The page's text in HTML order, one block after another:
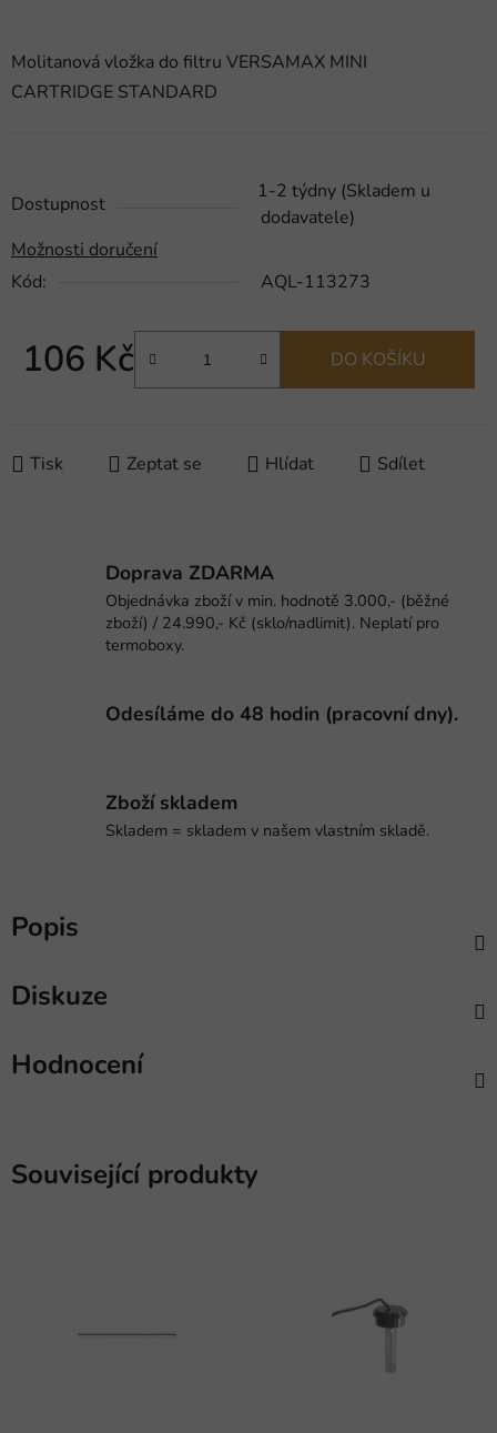
Molitanová vložka do filtru VERSAMAX MINI
CARTRIDGE STANDARD
Dostupnost
1-2 týdny (Skladem u
dodavatele)
Možnosti doručení
Kód:
AQL-113273
106 Kč DO KOŠÍKU
Tisk Zeptat se Hlídat Sdílet
Doprava ZDARMA
Objednávka zboží v min. hodnotě 3.000,- (běžné
zboží) / 24.990,- Kč (sklo/nadlimit). Neplatí pro
termoboxy.
Odesíláme do 48 hodin (pracovní dny).
Zboží skladem
Skladem = skladem v našem vlastním skladě.
Popis
Diskuze
Hodnocení
Související produkty